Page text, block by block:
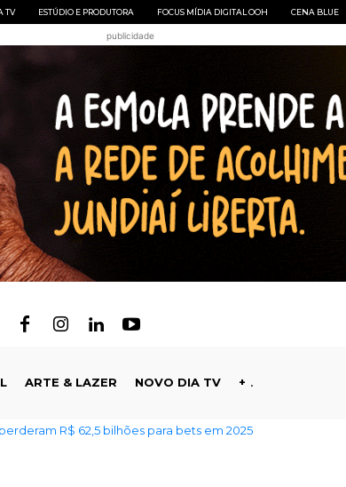
TV ESTÚDIO E PRODUTORA FOCUS MÍDIA DIGITAL OOH CENA BLUE
publicidade
ARTE & LAZER NOVO DIA TV +
R$ 62,5 bilhões para bets em 2025
venda irregular de lotes em Jundiaí